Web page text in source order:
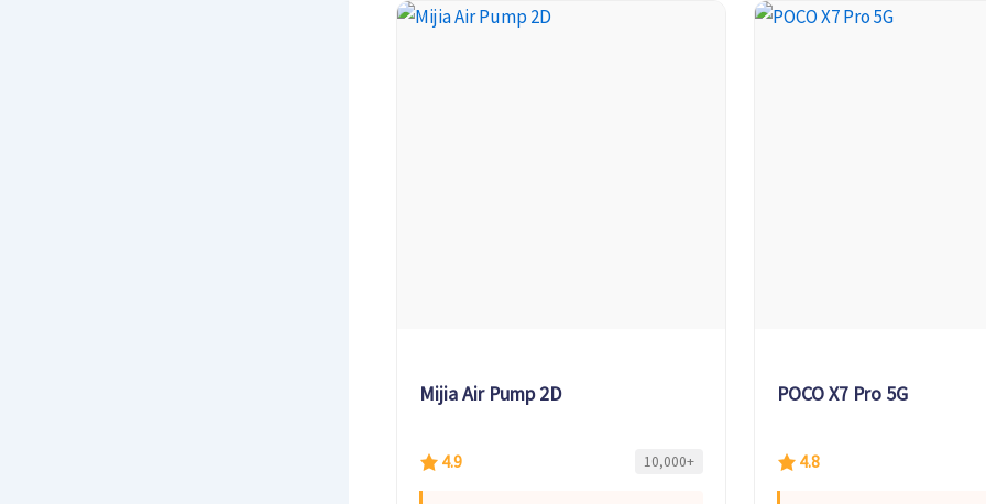
Mijia Air Pump 2D
4.9 10,000+
POCO X7 Pro 5G
4.8